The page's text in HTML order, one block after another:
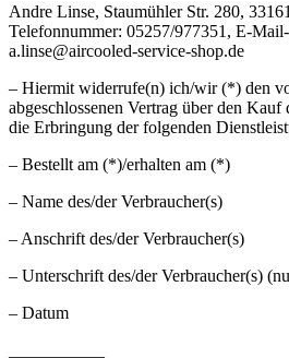
Andre Linse, Staumühler Str. 280,
Telefonnummer: 05257/977351, E-
a.linse@aircooled-service-shop.de
– Hiermit widerrufe(n) ich/wir (*) den
abgeschlossenen Vertrag über den
die Erbringung der folgenden
– Bestellt am (*)/erhalten am (*)
– Name des/der Verbraucher(s)
– Anschrift des/der Verbraucher(s)
– Unterschrift des/der Verbraucher(s)
– Datum